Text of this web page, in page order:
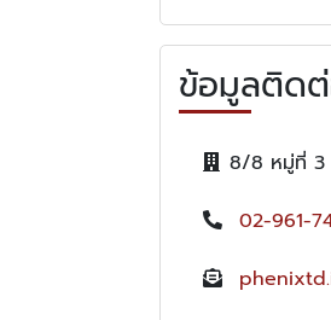
ข้อมูลติด
8/8 หมู่ที่ 3
02-961-